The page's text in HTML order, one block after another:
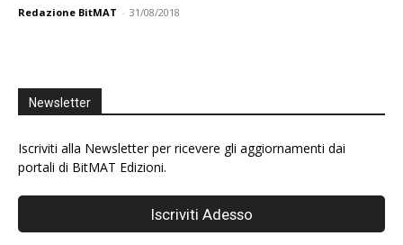
Redazione BitMAT - 31/08/2018
Newsletter
Iscriviti alla Newsletter per ricevere gli aggiornamenti dai
portali di BitMAT Edizioni.